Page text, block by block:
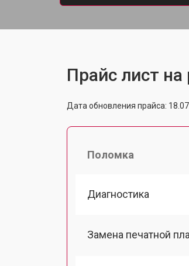
Прайс лист
Дата обновления прайса:
Поломка
Диагностика
Замена печатной